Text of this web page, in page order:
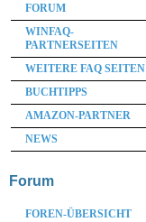
FORUM
WINFAQ-
PARTNERSEITEN
WEITERE FAQ SEITEN
BUCHTIPPS
AMAZON-PARTNER
NEWS
Forum
FOREN-ÜBERSICHT